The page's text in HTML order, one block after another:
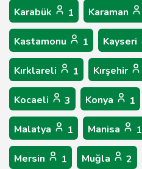
Karabük 1 Karaman
Kastamonu 1 Kayseri
Kırklareli 1 Kırşehir
Kocaeli 3 Konya 1
Malatya 1 Manisa 1
Mersin 1 Muğla 2